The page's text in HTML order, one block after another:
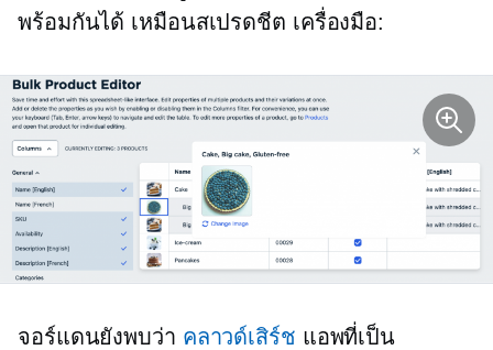
พร้อมกันได้ เหมือนสเปรดชีต เครื่องมือ:
จอร์แดนยังพบว่า คลาวด์เสิร์ช แอพที่เป็น